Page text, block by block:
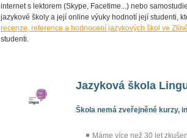
internet s lektorem (Skype, Facetime...) nebo
jazykové školy a její online výuky hodnotí její studenti,
recenze, reference a hodnocení jazykových škol ve Zlíně
studenti.
Jazyková škola
Škola nemá zveřejněné kurzy,
Máme více než 30 let